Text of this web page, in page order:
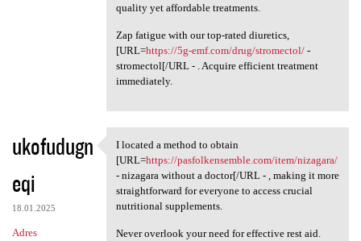
quality yet affordable treatments.
Zap fatigue with our top-rated diuretics,
[URL=https://5g-emf.com/drug/stromectol/-
stromectol[/URL - . Acquire efficient treatment
immediately.
ukofudugn
eqi
18.01.2025
Adres
I located a method to obtain
I located a method to obtain
[URL=https://pasfolkensemble.com/item/nizagara/
- nizagara without a doctor[/URL - , making it more
straightforward for everyone to access crucial
nutritional supplements.
Never overlook your need for effective rest aid.